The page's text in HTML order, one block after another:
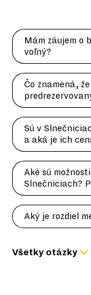
Mám záujem o
voľný?
Čo znamená,
Sú v
a aká je ich
Aké sú
Slnečniciach?
Aký je rozdiel
Všetky otázky